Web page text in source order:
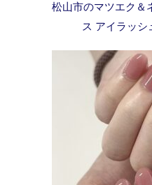
松山市のマツエク＆
ス アイラッシ